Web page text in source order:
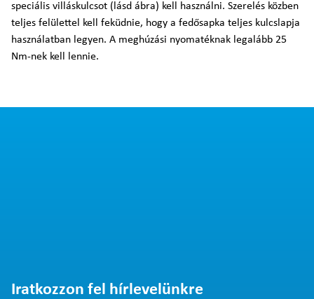
speciális villáskulcsot (lásd ábra) kell használni. Szerelés közben
teljes felülettel kell feküdnie, hogy a fedősapka teljes kulcslapja
használatban legyen. A meghúzási nyomatéknak legalább 25
Nm-nek kell lennie.
Iratkozzon fel hírlevelünkre